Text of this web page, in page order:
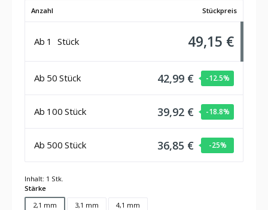
Anzahl Stückpreis
Ab 1 Stück 49,15 €
Ab 50 Stück 42,99 € -12.5%
Ab 100 Stück 39,92 € -18.8%
Ab 500 Stück 36,85 € -25%
Inhalt: 1 Stk.
Stärkeauswählen
2,1 mm
3,1 mm 4,1 mm